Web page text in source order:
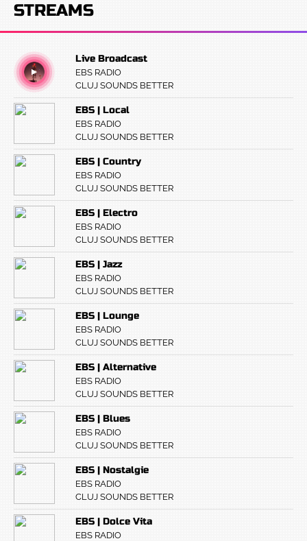
STREAMS
Live Broadcast
EBS RADIO
CLUJ SOUNDS BETTER
EBS | Local
EBS RADIO
CLUJ SOUNDS BETTER
EBS | Country
EBS RADIO
CLUJ SOUNDS BETTER
EBS | Electro
EBS RADIO
CLUJ SOUNDS BETTER
EBS | Jazz
EBS RADIO
CLUJ SOUNDS BETTER
EBS | Lounge
EBS RADIO
CLUJ SOUNDS BETTER
EBS | Alternative
EBS RADIO
CLUJ SOUNDS BETTER
EBS | Blues
EBS RADIO
CLUJ SOUNDS BETTER
EBS | Nostalgie
EBS RADIO
CLUJ SOUNDS BETTER
EBS | Dolce Vita
EBS RADIO